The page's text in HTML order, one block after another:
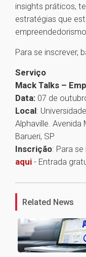
insights práticos,
estratégias que
Para se inscrever,
Serviço
Mack Talks –
Data: 07 de
Local:
Alphaville. Avenida
Barueri, SP
Inscrição: Para
aqui - Entrada
Related News